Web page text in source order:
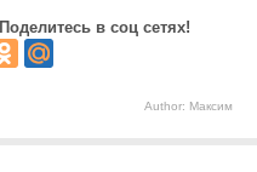
в соц сетях!
Author: Максим